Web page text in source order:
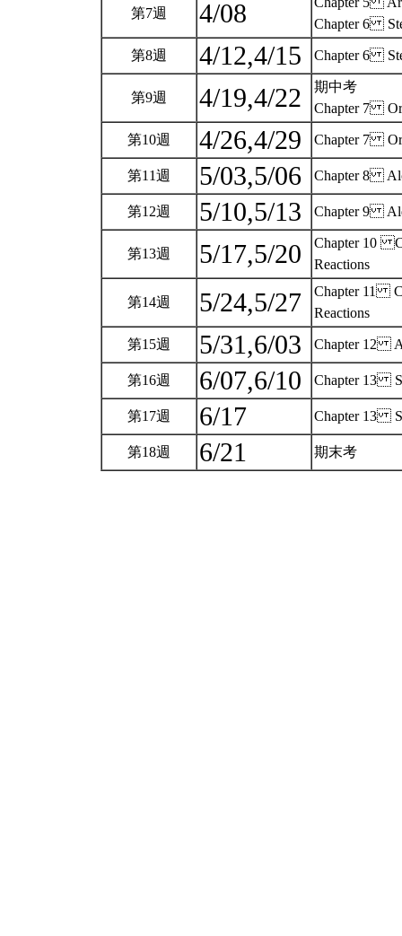
第7週 4/08
Chapter 6
第8週 4/12,4/15 Chapter 6
第9週 4/19,4/22
期中考
Chapter 7
第10週 4/26,4/29 Chapter 7
第11週 5/03,5/06 Chapter 8
第12週 5/10,5/13 Chapter 9
第13週 5/17,5/20
Chapter 10
Reactions
第14週 5/24,5/27
Chapter 11
Reactions
第15週 5/31,6/03 Chapter 12
第16週 6/07,6/10 Chapter 13
第17週 6/17 Chapter 13
第18週 6/21 期末考